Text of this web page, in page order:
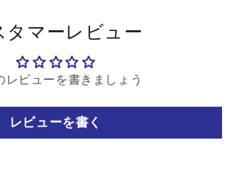
タマーレビュー
レビューを書きましょう
レビューを書く